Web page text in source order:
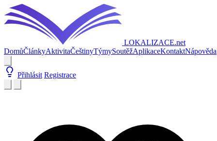
LOKALIZACE.net
DomůČlánkyAktivitaČeštinyTýmySoutěžAplikaceKontaktNápověda
Přihlásit Registrace